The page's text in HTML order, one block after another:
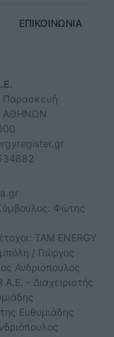
ΕΠΙΚΟΙΝΩΝΙΑ
Παρασκευή
ΑΘΗΝΩΝ
Φώτης
TAM ENERGY
/ Γιώργος
Ανδριόπουλος
Α.Ε. - Διαχειριστής
Ευθυμιάδης